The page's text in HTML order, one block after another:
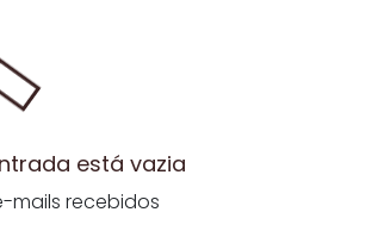
está vazia
mails recebidos